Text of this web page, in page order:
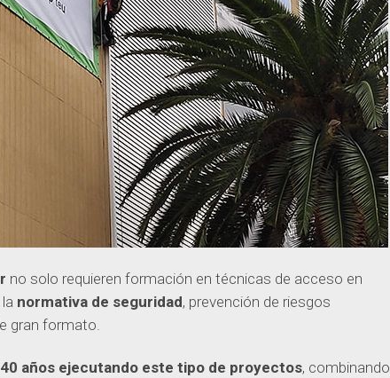
no solo requieren formación en técnicas de acceso en
normativa de seguridad, prevención de riesgos
gran formato.
años ejecutando este tipo de proyectos, combinando